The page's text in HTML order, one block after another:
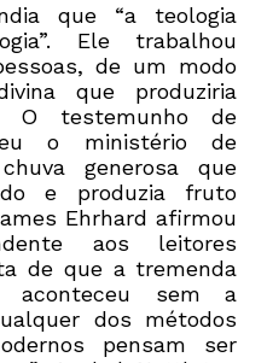
que “a teologia
Ele trabalhou
de um modo
que produziria
O testemunho de
o ministério de
generosa que
e produzia fruto
Ehrhard afirmou
aos leitores
de que a tremenda
aconteceu sem a
dos métodos
pensam ser